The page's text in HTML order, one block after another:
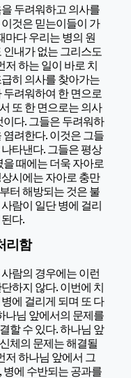
두려워하고 의사를
것은 믿는이들이 가
마다 우리는 병의 원
내가 없는 그리스도
저 하는 일이 바로 치
히 의사를 찾아가는
려워하여 한 면으로
또 한 면으로는 의사
다. 그들은 두려워하
려한다. 이것은 그들
타낸다. 그들은 평상
때에는 더욱 자아로
시에는 자아로 충만
터 해방되는 것은 불
람이 일단 병에 걸리
다.
리함
람의 경우에는 이런
하지 않다. 이번에 치
에 걸리게 되며 또 다
나님 앞에서의 문제를
할 수 있다. 하나님 앞
체의 문제는 해결될
저 하나님 앞에서 그
에 수반되는 공과를